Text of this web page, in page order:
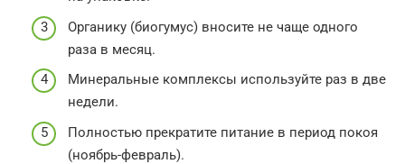
Органику (биогумус) вносите не чаще одного
раза в месяц.
Минеральные комплексы используйте раз в две
недели.
Полностью прекратите питание в период покоя
(ноябрь-февраль).